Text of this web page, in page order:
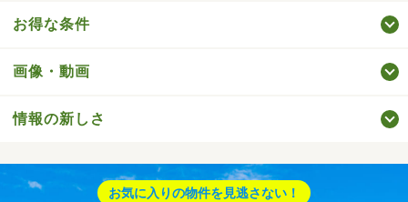
お得な条件
画像・動画
情報の新しさ
お気に入りの物件を見逃さない！